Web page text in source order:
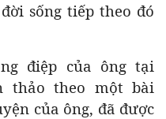
sống tiếp theo đó
điệp của ông tại
thảo theo một bài
của ông, đã được